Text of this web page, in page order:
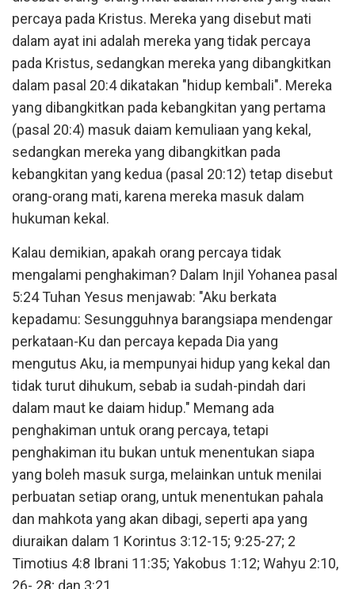
percaya pada Kristus. Mereka yang disebut mati
dalam ayat ini adalah mereka yang tidak percaya
pada Kristus, sedangkan mereka yang dibangkitkan
dalam pasal 20:4 dikatakan "hidup kembali". Mereka
yang dibangkitkan pada kebangkitan yang pertama
(pasal 20:4) masuk daiam kemuliaan yang kekal,
sedangkan mereka yang dibangkitkan pada
kebangkitan yang kedua (pasal 20:12) tetap disebut
orang-orang mati, karena mereka masuk dalam
hukuman kekal.
Kalau demikian, apakah orang percaya tidak
mengalami penghakiman? Dalam Injil Yohanea pasal
5:24 Tuhan Yesus menjawab: "Aku berkata
kepadamu: Sesungguhnya barangsiapa mendengar
perkataan-Ku dan percaya kepada Dia yang
mengutus Aku, ia mempunyai hidup yang kekal dan
tidak turut dihukum, sebab ia sudah-pindah dari
dalam maut ke daiam hidup." Memang ada
penghakiman untuk orang percaya, tetapi
penghakiman itu bukan untuk menentukan siapa
yang boleh masuk surga, melainkan untuk menilai
perbuatan setiap orang, untuk menentukan pahala
dan mahkota yang akan dibagi, seperti apa yang
diuraikan dalam 1 Korintus 3:12-15; 9:25-27; 2
Timotius 4:8 Ibrani 11:35; Yakobus 1:12; Wahyu 2:10,
26- 28; dan 3:21.